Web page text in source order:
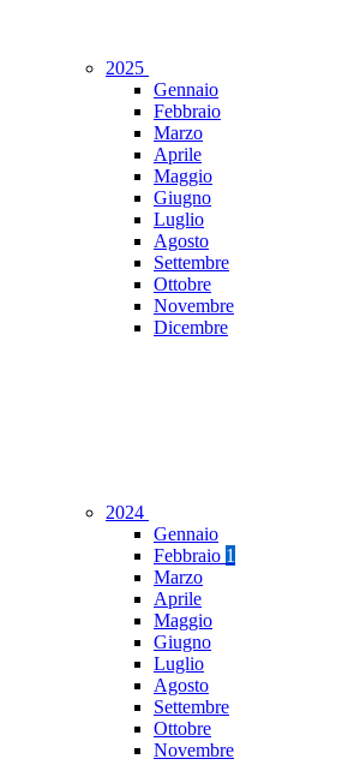
2025
Gennaio
Febbraio
Marzo
Aprile
Maggio
Giugno
Luglio
Agosto
Settembre
Ottobre
Novembre
Dicembre
2024
Gennaio
Febbraio 1
Marzo
Aprile
Maggio
Giugno
Luglio
Agosto
Settembre
Ottobre
Novembre